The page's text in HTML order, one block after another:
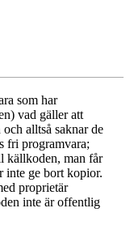
som har
vad gäller att
alltså saknar de
fri programvara;
källkoden, man får
inte ge bort kopior.
proprietär
inte är offentlig